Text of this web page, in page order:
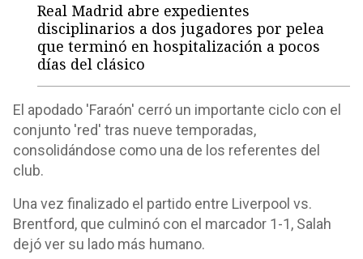
Real Madrid abre expedientes
disciplinarios a dos jugadores por pelea
que terminó en hospitalización a pocos
días del clásico
El apodado 'Faraón' cerró un importante ciclo con el
conjunto 'red' tras nueve temporadas,
consolidándose como una de los referentes del
club.
Una vez finalizado el partido entre Liverpool vs.
Brentford, que culminó con el marcador 1-1, Salah
dejó ver su lado más humano.